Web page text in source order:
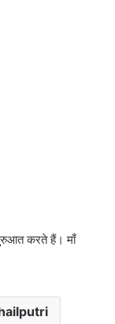
करते हैं। माँ